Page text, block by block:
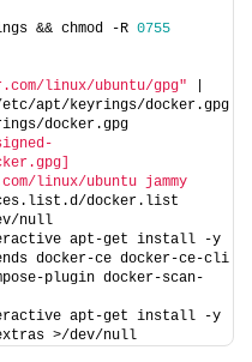
&& chmod -R 0755
linux/ubuntu/gpg"
apt/keyrings/docker.gpg
docker.gpg
linux/ubuntu jammy
docker.list
null
apt-get install -y
docker-ce docker-ce-cli
plugin docker-scan-
apt-get install -y
>/dev/null